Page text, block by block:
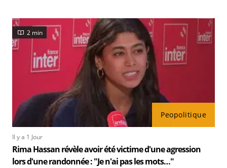
Peopolitique
2 min
Il y a 1 Jour
Rima Hassan révèle avoir été victime d'une agression
lors d'une randonnée : "Je n'ai pas les mots…"